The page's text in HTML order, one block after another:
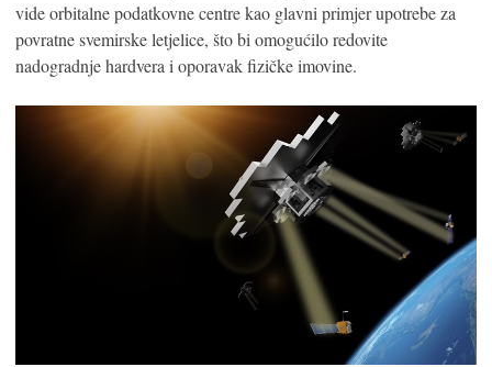
vide orbitalne podatkovne centre kao glavni primjer upotrebe za
povratne svemirske letjelice, što bi omogućilo redovite
nadogradnje hardvera i oporavak fizičke imovine.